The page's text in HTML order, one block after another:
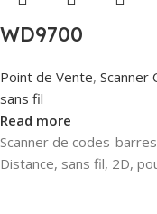
WD9700
Point de Vente, Scanner
sans fil
Read more
Scanner de codes-
Distance, sans fil, 2D,